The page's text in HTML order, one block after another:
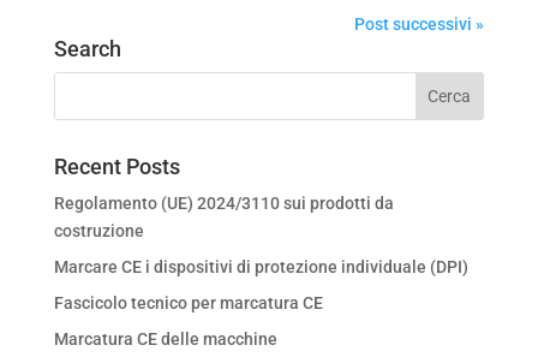
Post successivi »
Search
Recent Posts
Regolamento (UE) 2024/3110 sui prodotti da
costruzione
Marcare CE i dispositivi di protezione individuale (DPI)
Fascicolo tecnico per marcatura CE
Marcatura CE delle macchine